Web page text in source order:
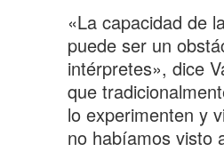
«La capacidad de
puede ser un
intérpretes», dice
que
lo experimenten y
no habíamos visto